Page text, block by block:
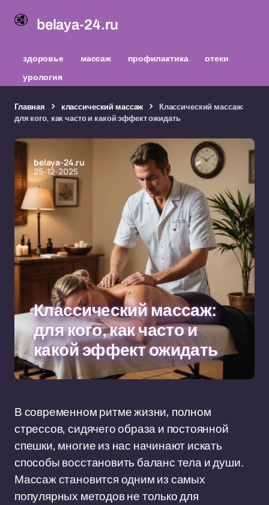
belaya-24.ru
здоровье массаж профилактика
отеки
урология
Главная классический массаж
Классический массаж:
для кого, как часто и какой эффект ожидать
belaya-24.ru
25-12-2025
Классический массаж:
для кого, как часто и
какой эффект ожидать
В современном ритме жизни, полном
стрессов, сидячего образа и постоянной
спешки, многие из нас начинают искать
способы восстановить баланс тела и души.
Массаж становится одним из самых
популярных методов не только для